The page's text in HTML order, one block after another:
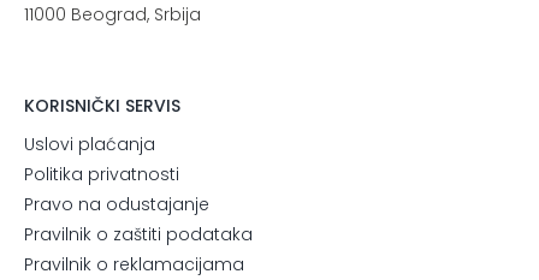
11000 Beograd, Srbija
KORISNIČKI SERVIS
Uslovi plaćanja
Politika privatnosti
Pravo na odustajanje
Pravilnik o zaštiti podataka
Pravilnik o reklamacijama